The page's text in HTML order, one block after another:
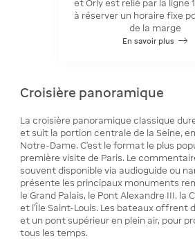
et Orly est relié par la ligne
à réserver un horaire fixe
de la marge
En savoir plus
Croisière panoramique
La croisière panoramique classique
et suit la portion centrale de la Seine,
Notre-Dame. C'est le format le plus
première visite de Paris. Le
souvent disponible via audioguide ou
présente les principaux monuments
le Grand Palais, le Pont Alexandre III, la
et l'Île Saint-Louis. Les bateaux offrent
et un pont supérieur en plein air, pour
tous les temps.